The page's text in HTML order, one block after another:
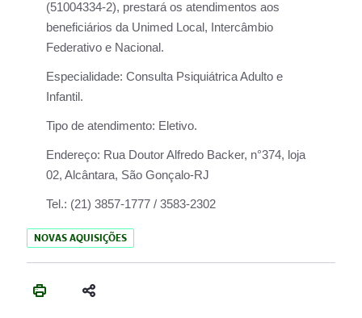
(51004334-2), prestará os atendimentos aos
beneficiários da Unimed Local, Intercâmbio
Federativo e Nacional.
Especialidade: Consulta Psiquiátrica Adulto e
Infantil.
Tipo de atendimento: Eletivo.
Endereço: Rua Doutor Alfredo Backer, n°374, loja
02, Alcântara, São Gonçalo-RJ
Tel.: (21) 3857-1777 / 3583-2302
NOVAS AQUISIÇÕES